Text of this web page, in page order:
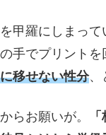
甲羅にしまっ
手でプリント
移せない性分、
らお願いが。